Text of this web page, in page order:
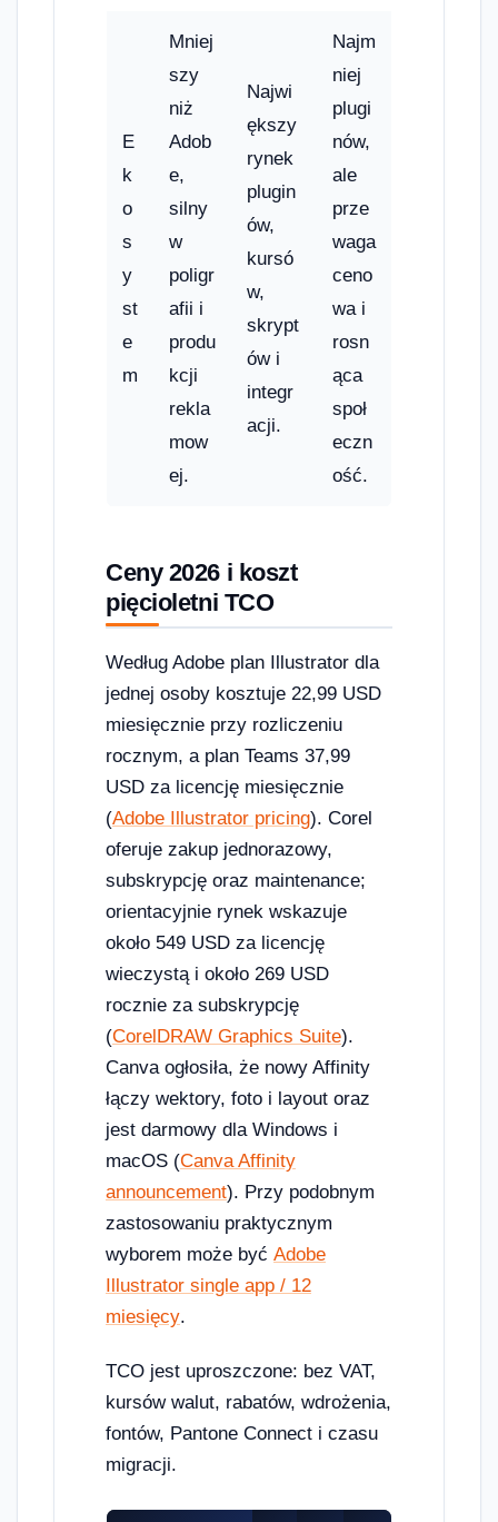
E
k
o
s
y
st
e
m
Mniej
szy
niż
Adob
e,
silny
w
poligr
afii i
produ
kcji
rekla
mow
ej.
Najwi
ększy
rynek
plugin
ów,
kursó
w,
skrypt
ów i
integr
acji.
Najm
niej
plugi
nów,
ale
prze
waga
ceno
wa i
rosn
ąca
społ
eczn
ość.
Ceny 2026 i koszt
pięcioletni TCO
Według Adobe plan Illustrator dla
jednej osoby kosztuje 22,99 USD
miesięcznie przy rozliczeniu
rocznym, a plan Teams 37,99
USD za licencję miesięcznie
(Adobe Illustrator pricing). Corel
oferuje zakup jednorazowy,
subskrypcję oraz maintenance;
orientacyjnie rynek wskazuje
około 549 USD za licencję
wieczystą i około 269 USD
rocznie za subskrypcję
(CorelDRAW Graphics Suite).
Canva ogłosiła, że nowy Affinity
łączy wektory, foto i layout oraz
jest darmowy dla Windows i
macOS (Canva Affinity
announcement). Przy podobnym
zastosowaniu praktycznym
wyborem może być Adobe
Illustrator single app / 12
miesięcy.
TCO jest uproszczone: bez VAT,
kursów walut, rabatów, wdrożenia,
fontów, Pantone Connect i czasu
migracji.